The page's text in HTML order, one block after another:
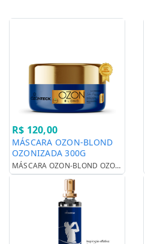
R$ 120,00
MÁSCARA OZON-BLOND
OZONIZADA 300G
MÁSCARA OZON-BLOND OZONIZADA 300G